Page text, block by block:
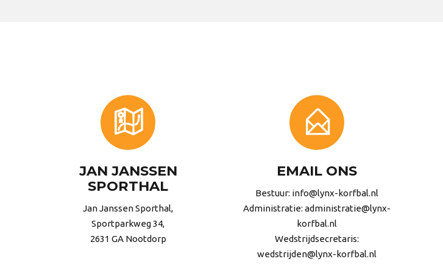
JAN JANSSEN
SPORTHAL
Jan Janssen Sporthal,
Sportparkweg 34,
2631 GA Nootdorp
EMAIL ONS
Bestuur: info@lynx-korfbal.nl
Administratie: administratie@lynx-
korfbal.nl
Wedstrijdsecretaris:
wedstrijden@lynx-korfbal.nl